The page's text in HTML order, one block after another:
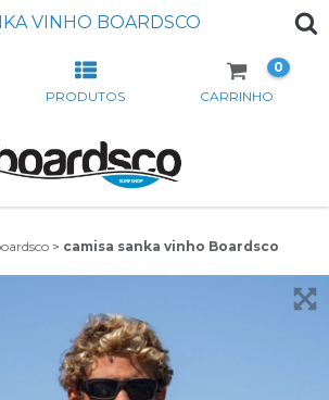
VINHO BOARDSCO
PRODUTOS CARRINHO
0
> camisa sanka vinho Boardsco